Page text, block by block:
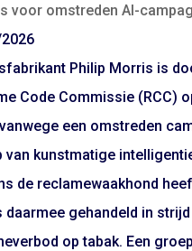
voor omstreden AI-
Philip Morris is
Code Commissie (RCC)
een omstreden
van kunstmatige
de reclamewaakhond
daarmee gehandeld in
op tabak. Een